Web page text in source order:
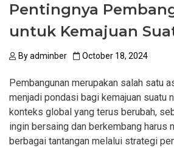
Pentingnya
untuk Kemajuan
Byadminber October 18, 2024
Pembangunan merupakan salah satu
menjadi pondasi bagi kemajuan suatu
konteks global yang terus berubah,
ingin bersaing dan berkembang harus
berbagai tantangan melalui strategi